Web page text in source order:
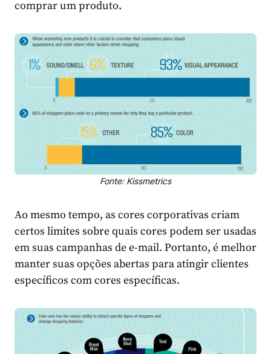
comprar um produto.
Fonte: Kissmetrics
Ao mesmo tempo, as cores corporativas criam
certos limites sobre quais cores podem ser usadas
em suas campanhas de e-mail. Portanto, é melhor
manter suas opções abertas para atingir clientes
específicos com cores específicas.